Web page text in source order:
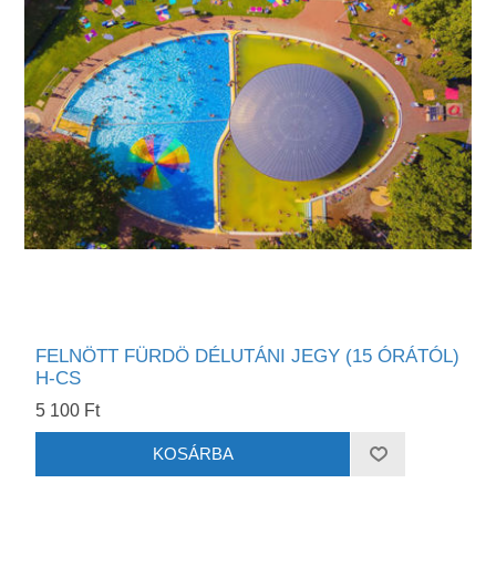
FELNÖTT FÜRDÖ DÉLUTÁNI JEGY (15 ÓRÁTÓL)
H-CS
5 100 Ft